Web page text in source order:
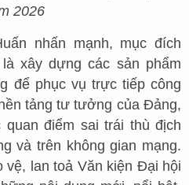
2026
nhấn mạnh, mục đích
xây dựng các sản phẩm
để phục vụ trực tiếp công
tảng tư tưởng của Đảng,
điểm sai trái thù địch
và trên không gian mạng.
vệ, lan toả Văn kiện Đại hội